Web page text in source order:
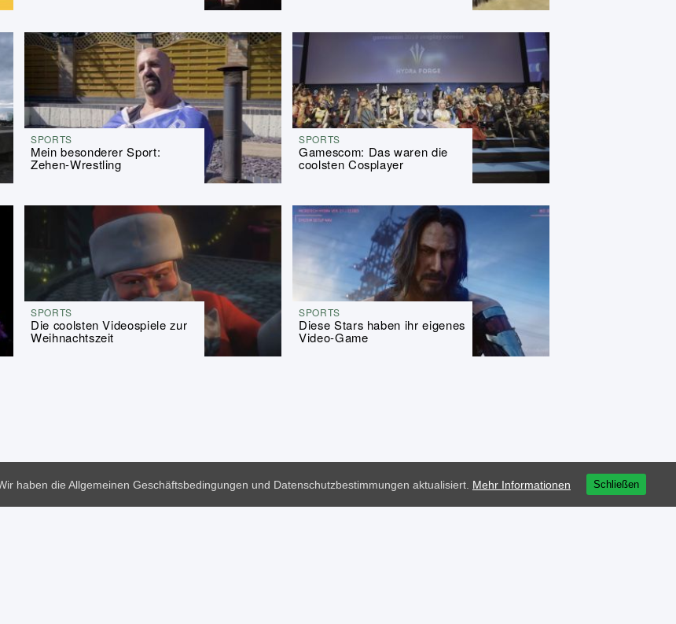
SPORTS
Mein besonderer Sport:
Zehen-Wrestling
SPORTS
Gamescom: Das waren die
coolsten Cosplayer
SPORTS
Die coolsten Videospiele zur
Weihnachtszeit
SPORTS
Diese Stars haben ihr eigenes
Video-Game
haben die Allgemeinen Geschäftsbedingungen und Datenschutzbestimmungen aktualisiert. Mehr Informationen Schließen